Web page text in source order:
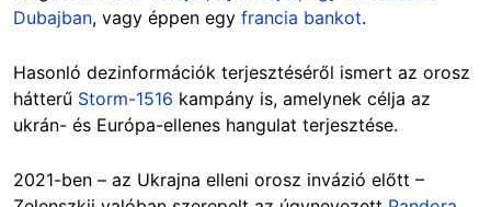
Dubajban, vagy éppen egy francia bankot.
Hasonló dezinformációk terjesztéséről ismert az orosz
hátterű Storm-1516 kampány is, amelynek célja az
ukrán- és Európa-ellenes hangulat terjesztése.
2021-ben – az Ukrajna elleni orosz invázió előtt –